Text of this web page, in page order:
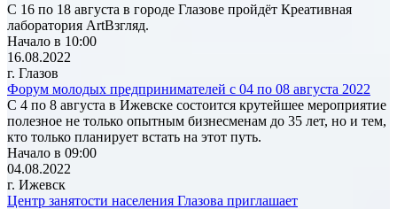
С 16 по 18 августа в городе Глазове пройдёт Креативная
лаборатория ArtВзгляд.
Начало в 10:00
16.08.2022
г. Глазов
Форум молодых предпринимателей с 04 по 08 августа 2022
С 4 по 8 августа в Ижевске состоится крутейшее мероприятие
полезное не только опытным бизнесменам до 35 лет, но и тем,
кто только планирует встать на этот путь.
Начало в 09:00
04.08.2022
г. Ижевск
Центр занятости населения Глазова приглашает